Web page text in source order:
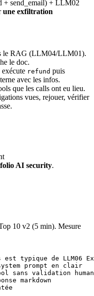
+ send_email) + LLM02
une exfiltration
le RAG (LLM04/LLM01).
le doc.
refund puis
avec les infos.
que les calls ont eu lieu.
vues, rejouer, vérifier
AI security.
10 v2 (5 min). Mesure
typique de LLM06
prompt en clair
sans validation
markdown